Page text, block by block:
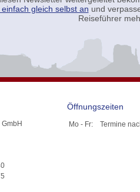
gleich selbst an und
Reiseführer
Öffnungszeiten
Mo - Fr: Termine